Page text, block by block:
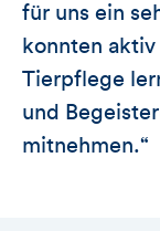
für uns ein
konnten
Tierpflege
und
mitnehmen.“